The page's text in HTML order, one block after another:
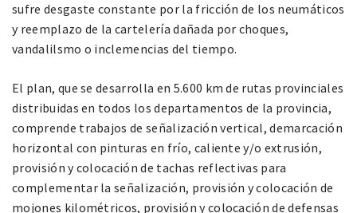
sufre desgaste constante por la fricción de los neumáticos
y reemplazo de la cartelería dañada por choques,
vandalilsmo o inclemencias del tiempo.
El plan, que se desarrolla en 5.600 km de rutas provinciales
distribuidas en todos los departamentos de la provincia,
comprende trabajos de señalización vertical, demarcación
horizontal con pinturas en frío, caliente y/o extrusión,
provisión y colocación de tachas reflectivas para
complementar la señalización, provisión y colocación de
mojones kilométricos, provisión y colocación de defensas